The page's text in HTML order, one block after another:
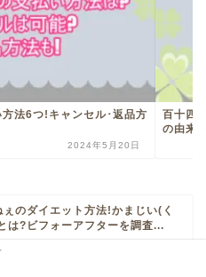
法6つ!キャンセル･返品方
2024年5月20日
百十四
の由来
ぇのダイエット方法!かまじい(く
は?ビフォーアフターを調査...